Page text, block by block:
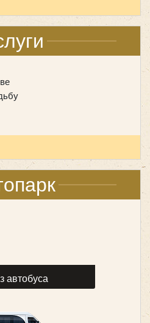
автобуса
мест:
Classic